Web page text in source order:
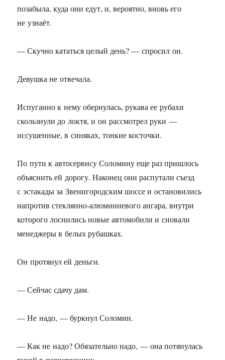
позабыла, куда они едут, и, вероятно, вновь его
не узнаёт.
— Скучно кататься целый день? — спросил он.
Девушка не отвечала.
Испуганно к нему обернулась, рукава ее рубахи
скользнули до локтя, и он рассмотрел руки —
иссушенные, в синяках, тонкие косточки.
По пути к автосервису Соломину еще раз пришлось
объяснить ей дорогу. Наконец они распутали съезд
с эстакады за Звенигородским шоссе и остановились
напротив стеклянно-алюминиевого ангара, внутри
которого лоснились новые автомобили и сновали
менеджеры в белых рубашках.
Он протянул ей деньги.
— Сейчас сдачу дам.
— Не надо, — буркнул Соломин.
— Как не надо? Обязательно надо, — она потянулась